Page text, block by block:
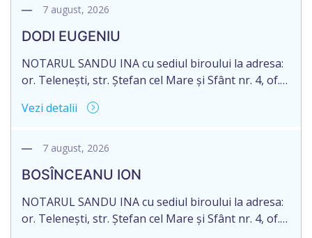
decedat/ă la 16 mai 2026. Eliberarea certificatului de
de 16.05.2027 termenul de opțiune pentru
acceptarea […]
7 august, 2026
DODI EUGENIU
NOTARUL SANDU INA cu sediul biroului la adresa:
or. Telenești, str. Ștefan cel Mare și Sfânt nr. 4, of.
succesorale în urma decesului cet. DODI EUGENIU,
2003035009604, decedat/ă la data de 12.01.2026
/doisprezece ianuarie anul două mii douăzeci și
șase/. Eliberarea certificatului de moștenitor este
[…]
Vezi detalii
7 august, 2026
BOSÎNCEANU ION
NOTARUL SANDU INA cu sediul biroului la adresa:
or. Telenești, str. Ștefan cel Mare și Sfânt nr. 4, of.